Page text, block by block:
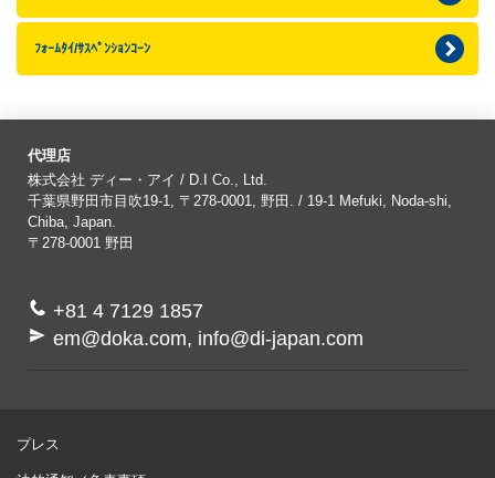
ﾌｫｰﾑﾀｲ/ｻｽﾍﾟﾝｼｮﾝｺｰﾝ
代理店
株式会社 ディー・アイ / D.I Co., Ltd.
千葉県野田市目吹19-1, 〒278-0001, 野田. / 19-1 Mefuki, Noda-shi,
Chiba, Japan.
〒278-0001 野田
+81 4 7129 1857
em@doka.com, info@di-japan.com
プレス